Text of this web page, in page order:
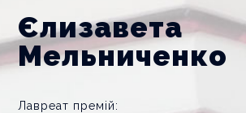
Єлизавета
Мельниченко
Лавреат премій: